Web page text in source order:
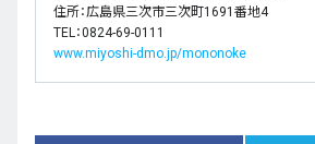
住所：広島県三次市三次町1691番地4
TEL：0824-69-0111
www.miyoshi-dmo.jp/mononoke